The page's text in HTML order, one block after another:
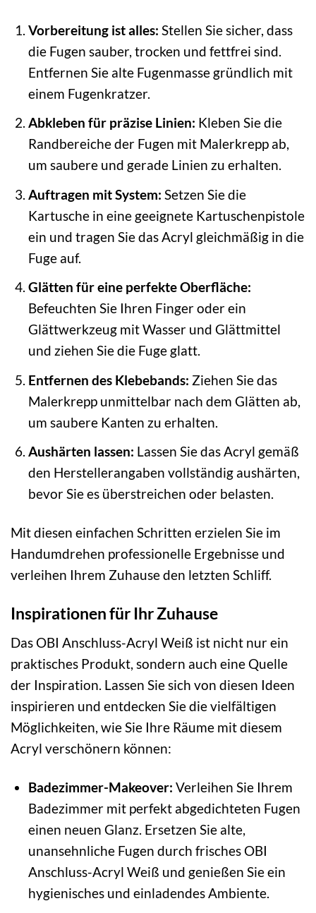
Vorbereitung ist alles: Stellen Sie sicher, dass
die Fugen sauber, trocken und fettfrei sind.
Entfernen Sie alte Fugenmasse gründlich mit
einem Fugenkratzer.
Abkleben für präzise Linien: Kleben Sie die
Randbereiche der Fugen mit Malerkrepp ab,
um saubere und gerade Linien zu erhalten.
Auftragen mit System: Setzen Sie die
Kartusche in eine geeignete Kartuschenpistole
ein und tragen Sie das Acryl gleichmäßig in die
Fuge auf.
Glätten für eine perfekte Oberfläche:
Befeuchten Sie Ihren Finger oder ein
Glättwerkzeug mit Wasser und Glättmittel
und ziehen Sie die Fuge glatt.
Entfernen des Klebebands: Ziehen Sie das
Malerkrepp unmittelbar nach dem Glätten ab,
um saubere Kanten zu erhalten.
Aushärten lassen: Lassen Sie das Acryl gemäß
den Herstellerangaben vollständig aushärten,
bevor Sie es überstreichen oder belasten.
Mit diesen einfachen Schritten erzielen Sie im
Handumdrehen professionelle Ergebnisse und
verleihen Ihrem Zuhause den letzten Schliff.
Inspirationen für Ihr Zuhause
Das OBI Anschluss-Acryl Weiß ist nicht nur ein
praktisches Produkt, sondern auch eine Quelle
der Inspiration. Lassen Sie sich von diesen Ideen
inspirieren und entdecken Sie die vielfältigen
Möglichkeiten, wie Sie Ihre Räume mit diesem
Acryl verschönern können:
Badezimmer-Makeover: Verleihen Sie Ihrem
Badezimmer mit perfekt abgedichteten Fugen
einen neuen Glanz. Ersetzen Sie alte,
unansehnliche Fugen durch frisches OBI
Anschluss-Acryl Weiß und genießen Sie ein
hygienisches und einladendes Ambiente.